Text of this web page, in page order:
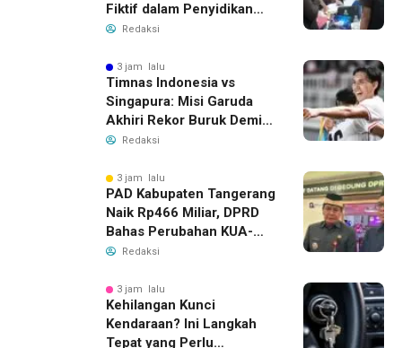
Fiktif dalam Penyidikan
Dana BOP PKBM
Redaksi
3 jam lalu
Timnas Indonesia vs
Singapura: Misi Garuda
Akhiri Rekor Buruk Demi
Tiket Semifinal Piala AFF
Redaksi
3 jam lalu
PAD Kabupaten Tangerang
Naik Rp466 Miliar, DPRD
Bahas Perubahan KUA-
PPAS 2026
Redaksi
3 jam lalu
Kehilangan Kunci
Kendaraan? Ini Langkah
Tepat yang Perlu